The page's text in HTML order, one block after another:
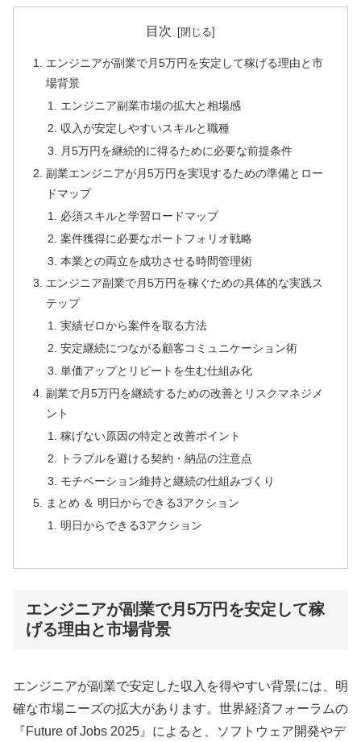
目次
エンジニアが副業で月5万円を安定して稼げる理由と市
場背景
エンジニア副業市場の拡大と相場感
収入が安定しやすいスキルと職種
月5万円を継続的に得るために必要な前提条件
副業エンジニアが月5万円を実現するための準備とロー
ドマップ
必須スキルと学習ロードマップ
案件獲得に必要なポートフォリオ戦略
本業との両立を成功させる時間管理術
エンジニア副業で月5万円を稼ぐための具体的な実践ス
テップ
実績ゼロから案件を取る方法
安定継続につながる顧客コミュニケーション術
単価アップとリピートを生む仕組み化
副業で月5万円を継続するための改善とリスクマネジメ
ント
稼げない原因の特定と改善ポイント
トラブルを避ける契約・納品の注意点
モチベーション維持と継続の仕組みづくり
まとめ ＆ 明日からできる3アクション
明日からできる3アクション
エンジニアが副業で月5万円を安定して稼
げる理由と市場背景
エンジニアが副業で安定した収入を得やすい背景には、明
確な市場ニーズの拡大があります。世界経済フォーラムの
『Future of Jobs 2025』によると、ソフトウェア開発やデ